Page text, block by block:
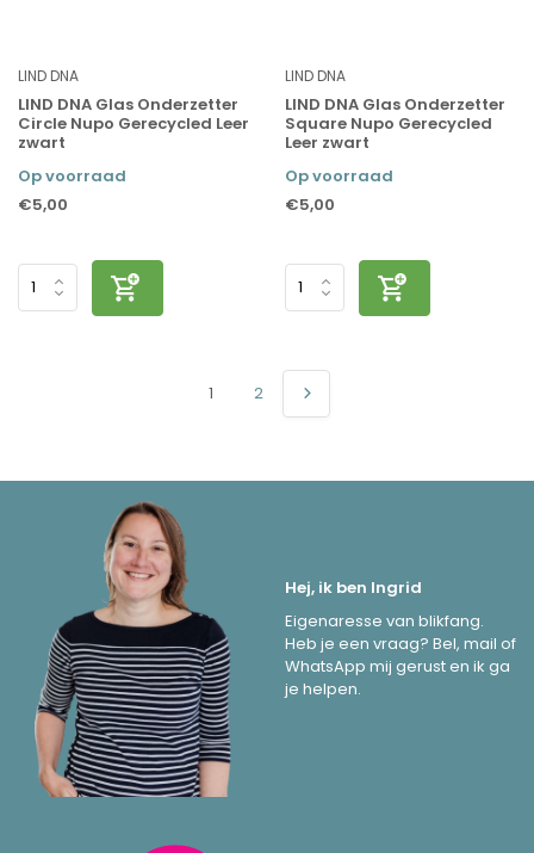
LIND DNA
LIND DNA Glas Onderzetter
Circle Nupo Gerecycled Leer
zwart
Op voorraad
€5,00
LIND DNA
LIND DNA Glas Onderzetter
Square Nupo Gerecycled
Leer zwart
Op voorraad
€5,00
1 2
Hej, ik ben Ingrid
Eigenaresse van blikfang.
Heb je een vraag? Bel, mail of
WhatsApp mij gerust en ik ga
je helpen.